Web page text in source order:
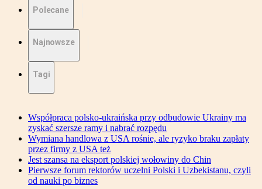
Polecane
Najnowsze
Tagi
Współpraca polsko-ukraińska przy odbudowie Ukrainy ma
zyskać szersze ramy i nabrać rozpędu
Wymiana handlowa z USA rośnie, ale ryzyko braku zapłaty
przez firmy z USA też
Jest szansa na eksport polskiej wołowiny do Chin
Pierwsze forum rektorów uczelni Polski i Uzbekistanu, czyli
od nauki po biznes